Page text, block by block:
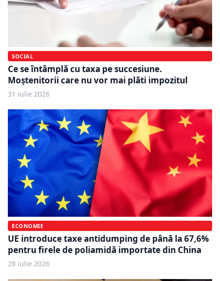
SOCIAL
Ce se întâmplă cu taxa pe succesiune.
Moștenitorii care nu vor mai plăti impozitul
31 iulie 2026
ECONOMIE
UE introduce taxe antidumping de până la 67,6%
pentru firele de poliamidă importate din China
28 iulie 2026